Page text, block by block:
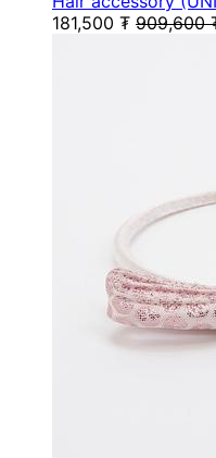
181,500 ₮ 909,600